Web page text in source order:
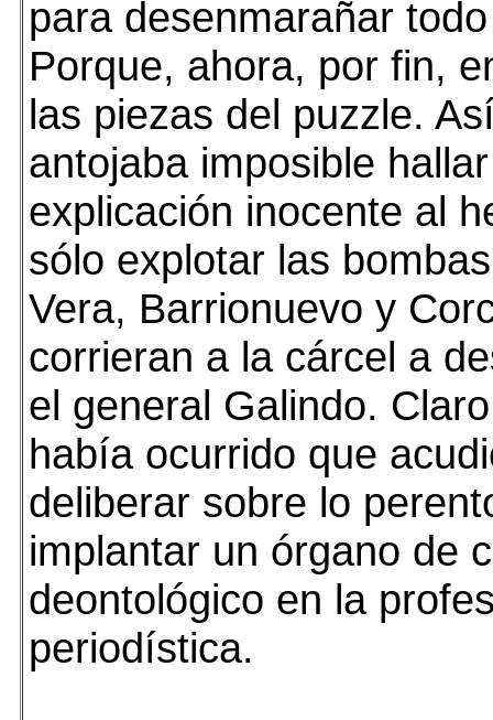
para desenmarañar
Porque, ahora, por fin,
las piezas del puzzle.
antojaba imposible
explicación inocente al
sólo explotar las
Vera, Barrionuevo y
corrieran a la cárcel a
el general Galindo.
había ocurrido que
deliberar sobre lo
implantar un órgano de
deontológico en la
periodística.